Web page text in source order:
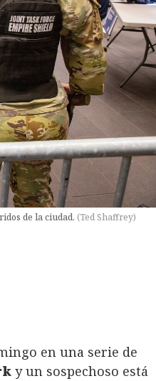
de la ciudad. (Ted Shaffrey)
en una serie de
y un sospechoso está